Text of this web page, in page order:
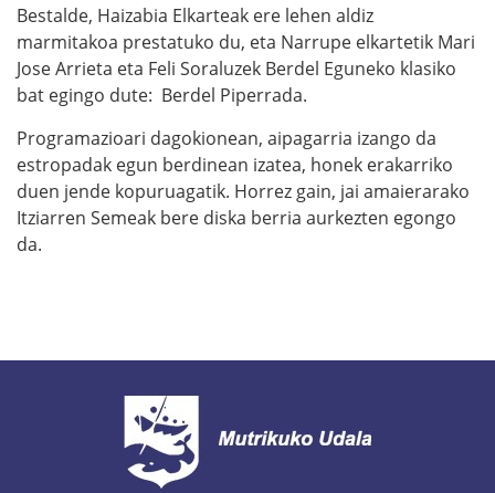
Bestalde, Haizabia Elkarteak ere lehen aldiz
marmitakoa prestatuko du, eta Narrupe elkartetik Mari
Jose Arrieta eta Feli Soraluzek Berdel Eguneko klasiko
bat egingo dute: Berdel Piperrada.
Programazioari dagokionean, aipagarria izango da
estropadak egun berdinean izatea, honek erakarriko
duen jende kopuruagatik. Horrez gain, jai amaierarako
Itziarren Semeak bere diska berria aurkezten egongo
da.